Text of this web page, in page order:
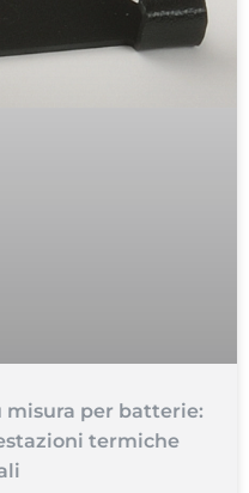
misura per batterie:
termiche